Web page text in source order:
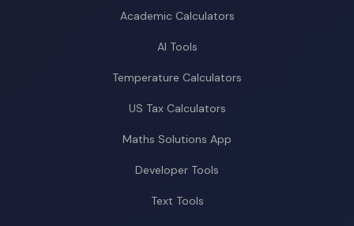
Academic Calculators
AI Tools
Temperature Calculators
US Tax Calculators
Maths Solutions App
Developer Tools
Text Tools